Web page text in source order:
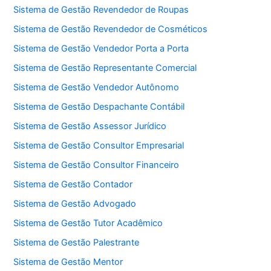
Sistema de Gestão Revendedor de Roupas
Sistema de Gestão Revendedor de Cosméticos
Sistema de Gestão Vendedor Porta a Porta
Sistema de Gestão Representante Comercial
Sistema de Gestão Vendedor Autônomo
Sistema de Gestão Despachante Contábil
Sistema de Gestão Assessor Jurídico
Sistema de Gestão Consultor Empresarial
Sistema de Gestão Consultor Financeiro
Sistema de Gestão Contador
Sistema de Gestão Advogado
Sistema de Gestão Tutor Acadêmico
Sistema de Gestão Palestrante
Sistema de Gestão Mentor